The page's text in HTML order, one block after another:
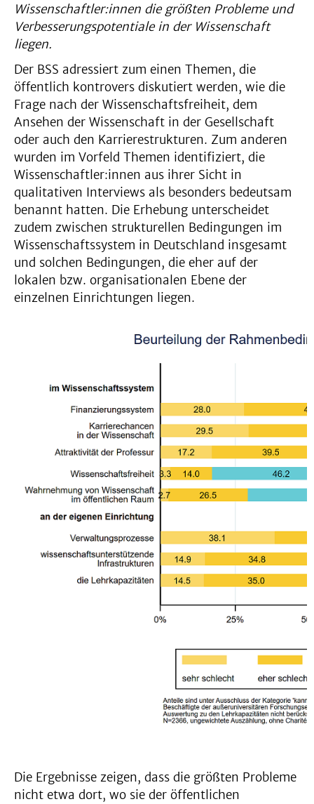
Wissenschaftler:innen die größten Probleme und
Verbesserungspotentiale in der Wissenschaft
liegen.
Der BSS adressiert zum einen Themen, die
öffentlich kontrovers diskutiert werden, wie die
Frage nach der Wissenschaftsfreiheit, dem
Ansehen der Wissenschaft in der Gesellschaft
oder auch den Karrierestrukturen. Zum anderen
wurden im Vorfeld Themen identifiziert, die
Wissenschaftler:innen aus ihrer Sicht in
qualitativen Interviews als besonders bedeutsam
benannt hatten. Die Erhebung unterscheidet
zudem zwischen strukturellen Bedingungen im
Wissenschaftssystem in Deutschland insgesamt
und solchen Bedingungen, die eher auf der
lokalen bzw. organisationalen Ebene der
einzelnen Einrichtungen liegen.
Die Ergebnisse zeigen, dass die größten Probleme
nicht etwa dort, wo sie der öffentlichen